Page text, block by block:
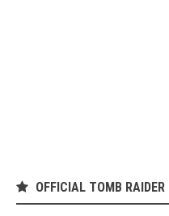
OFFICIAL TOMB RAIDER